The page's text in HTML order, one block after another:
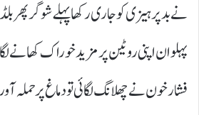
نے بد پرہیزی کو جاری رکھا پہلے شوگر پھر
پہلوان اپنی روٹین پر مزید خوراک کھانے
فشار خون نے چھلانگ لگائی تو دماغ پر حملہ آور